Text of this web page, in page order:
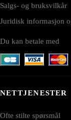
Salgs- og bruksvilkår
Juridisk informasjon
Du kan betale med
NETTJENESTER
Ofte stilte spørsmål